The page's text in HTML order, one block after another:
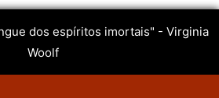
dos espíritos imortais" - Virginia
Woolf